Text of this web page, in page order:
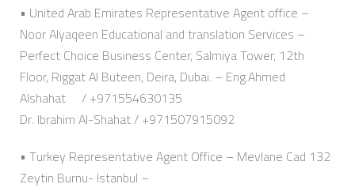
• United Arab Emirates Representative Agent office –
Noor Alyaqeen Educational and translation Services –
Perfect Choice Business Center, Salmiya Tower, 12th
Floor, Riggat Al Buteen, Deira, Dubai. – Eng.Ahmed
Alshahat / +971554630135
Dr. Ibrahim Al-Shahat / +971507915092
• Turkey Representative Agent Office – Mevlane Cad 132
Zeytin Burnu- Istanbul –